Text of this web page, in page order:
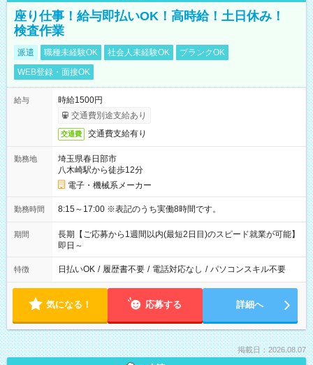
座り仕事！給与即払いOK！高時給！土日休み！
検査作業
派遣 職種未経験OK 社会人未経験OK
ブランクOK
WEB登録・面接OK
給与
時給1500円
交通費別途支給あり
交通費 交通費支給有り
勤務地
埼玉県春日部市
八木崎駅から徒歩12分
電子・機械系メーカー
勤務時間 8:15～17:00 ※表記のうち実働8時間です。
期間
長期【ご応募から1週間以内(最短2日目)のスピード就業が可能】
即日～
特徴 日払いOK / 履歴書不要 / 電話対応なし / パソコンスキル不要
気になる！ 応募する 詳細へ
掲載日：2026.08.07